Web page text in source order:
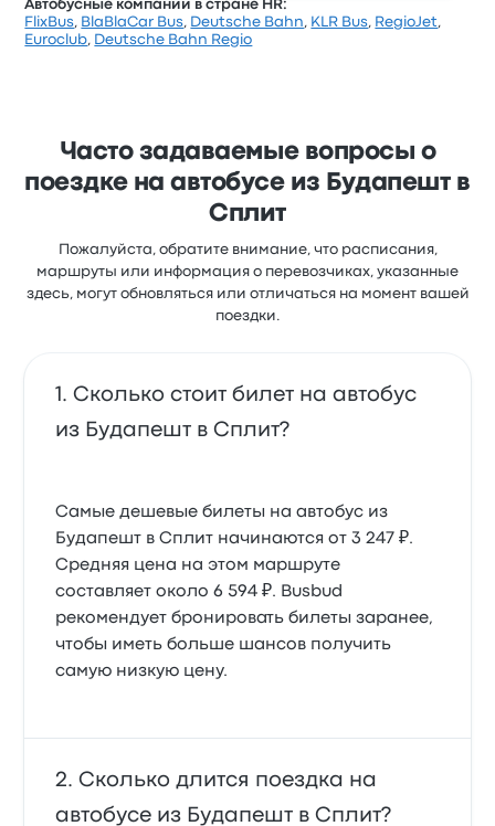
Автобусные компании в стране HR:
FlixBus, BlaBlaCar Bus, Deutsche Bahn, KLR Bus, RegioJet,
Euroclub, Deutsche Bahn Regio
Часто задаваемые вопросы о
поездке на автобусе из Будапешт в
Сплит
Пожалуйста, обратите внимание, что расписания,
маршруты или информация о перевозчиках, указанные
здесь, могут обновляться или отличаться на момент вашей
поездки.
Сколько стоит билет на автобус
из Будапешт в Сплит?
Самые дешевые билеты на автобус из
Будапешт в Сплит начинаются от 3 247 ₽.
Средняя цена на этом маршруте
составляет около 6 594 ₽. Busbud
рекомендует бронировать билеты заранее,
чтобы иметь больше шансов получить
самую низкую цену.
Сколько длится поездка на
автобусе из Будапешт в Сплит?